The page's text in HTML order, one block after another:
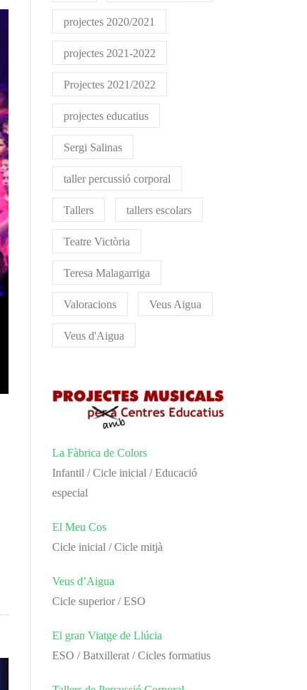
projectes 2020/2021
projectes 2021-2022
Projectes 2021/2022
projectes educatius
Sergi Salinas
taller percussió corporal
Tallers tallers escolars
Teatre Victòria
Teresa Malagarriga
Valoracions Veus Aigua
Veus d'Aigua
La Fàbrica de Colors
Infantil / Cicle inicial / Educació
especial
El Meu Cos
Cicle inicial / Cicle mitjà
Veus d’Aigua
Cicle superior / ESO
El gran Viatge de Llúcia
ESO / Batxillerat / Cicles formatius